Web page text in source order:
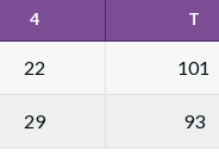
4 T
22 101
29 93